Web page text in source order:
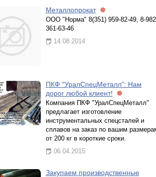
Металлопрокат
ООО "Норма" 8(351) 959-82-49, 8-
361-63-46
14.08.2014
ПКФ "УралСпецМеталл": Нам
дорог любой клиент!
Компания ПКФ "УралСпецМеталл"
предлагает изготовление
инструментальных спецсталей и
сплавов на заказ по вашим
от 200 кг в короткие сроки.
06.04.2015
Закупаем производственные